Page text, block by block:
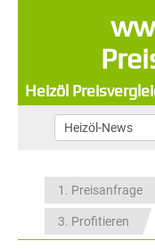
Heizöl
1. Preisanfrage
3. Profitieren